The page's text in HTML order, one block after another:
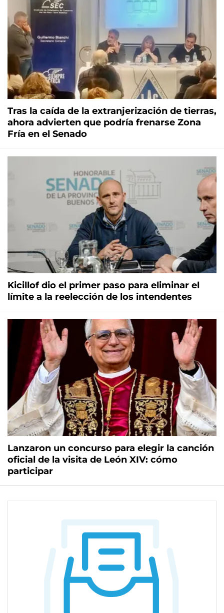
Tras la caída de la extranjerización de tierras,
ahora advierten que podría frenarse Zona
Fría en el Senado
Kicillof dio el primer paso para eliminar el
límite a la reelección de los intendentes
Lanzaron un concurso para elegir la canción
oficial de la visita de León XIV: cómo
participar